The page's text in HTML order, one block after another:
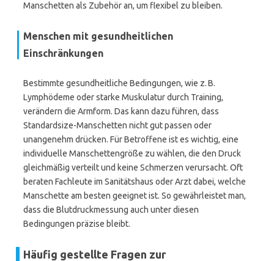
Manschetten als Zubehör an, um flexibel zu bleiben.
Menschen mit gesundheitlichen
Einschränkungen
Bestimmte gesundheitliche Bedingungen, wie z. B.
Lymphödeme oder starke Muskulatur durch Training,
verändern die Armform. Das kann dazu führen, dass
Standardsize-Manschetten nicht gut passen oder
unangenehm drücken. Für Betroffene ist es wichtig, eine
individuelle Manschettengröße zu wählen, die den Druck
gleichmäßig verteilt und keine Schmerzen verursacht. Oft
beraten Fachleute im Sanitätshaus oder Arzt dabei, welche
Manschette am besten geeignet ist. So gewährleistet man,
dass die Blutdruckmessung auch unter diesen
Bedingungen präzise bleibt.
Häufig gestellte Fragen zur